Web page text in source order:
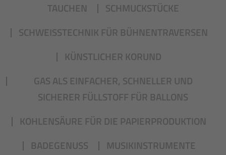
TAUCHEN
SCHMUCKSTÜCKE
SCHWEISSTECHNIK FÜR BÜHNENTRAVERSEN
KÜNSTLICHER KORUND
GAS ALS EINFACHER, SCHNELLER UND
SICHERER FÜLLSTOFF FÜR BALLONS
KOHLENSÄURE FÜR DIE PAPIERPRODUKTION
BADEGENUSS
MUSIKINSTRUMENTE